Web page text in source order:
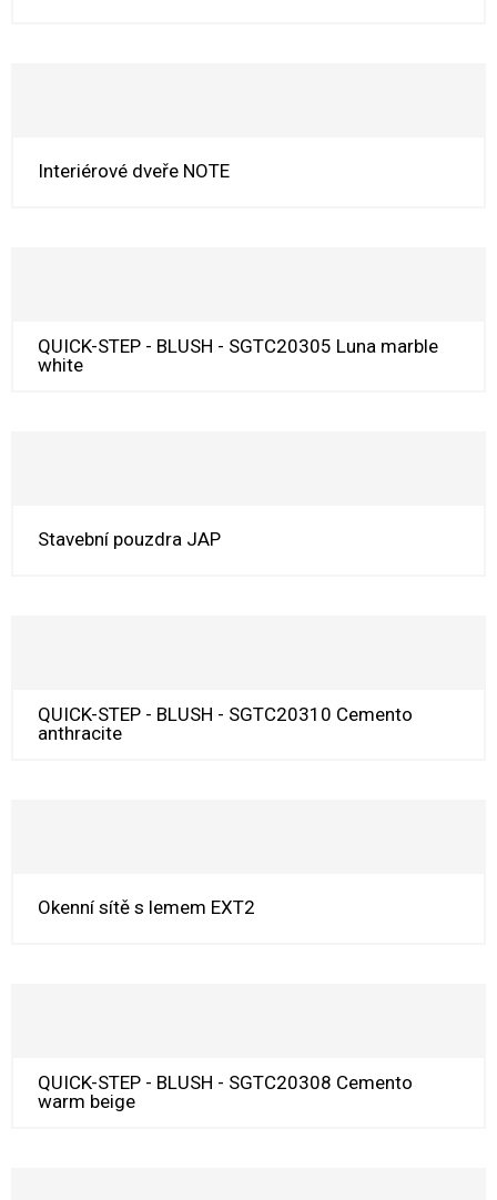
Interiérové dveře NOTE
QUICK-STEP - BLUSH - SGTC20305 Luna marble
white
Stavební pouzdra JAP
QUICK-STEP - BLUSH - SGTC20310 Cemento
anthracite
Okenní sítě s lemem EXT2
QUICK-STEP - BLUSH - SGTC20308 Cemento
warm beige